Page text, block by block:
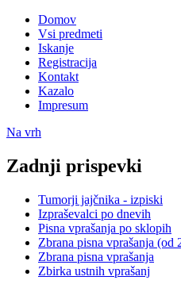
Domov
Vsi predmeti
Iskanje
Registracija
Kontakt
Kazalo
Impresum
Na vrh
Zadnji prispevki
Tumorji jajčnika - izpiski
Izpraševalci po dnevih
Pisna vprašanja po sklopih
Zbrana pisna vprašanja (od
Zbrana pisna vprašanja
Zbirka ustnih vprašanj